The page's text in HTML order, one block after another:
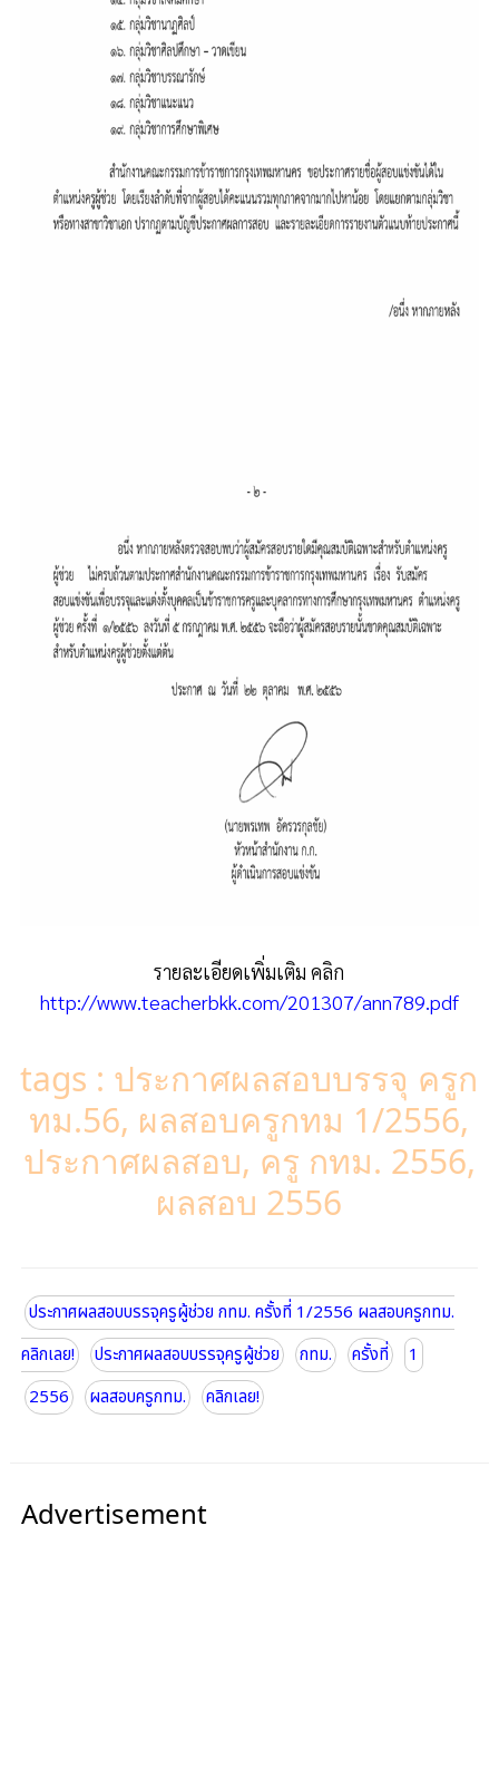
รายละเอียดเพิ่มเติม คลิก
http://www.teacherbkk.com/201307/ann789.pdf
tags : ประกาศผลสอบบรรจุ ครูก
ทม.56, ผลสอบครูกทม 1/2556,
ประกาศผลสอบ, ครู กทม. 2556,
ผลสอบ 2556
ประกาศผลสอบบรรจุครูผู้ช่วย กทม. ครั้งที่ 1/2556 ผลสอบครูกทม.
คลิกเลย!
ประกาศผลสอบบรรจุครูผู้ช่วย กทม. ครั้งที่
1
2556
ผลสอบครูกทม. คลิกเลย!
Advertisement